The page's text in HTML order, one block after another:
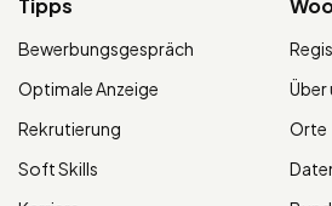
Bewerbungsgespräch
Optimale Anzeige
Rekrutierung
Soft Skills
Über
Orte